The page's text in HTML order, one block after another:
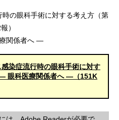
の眼科手術に対する考え方（第
）
関係者へ ―
染症流行時の眼科手術に対す
眼科医療関係者へ ―（151K